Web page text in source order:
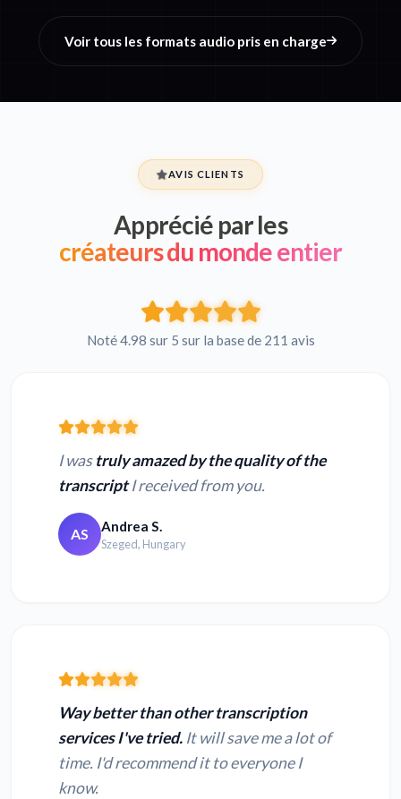
Voir tous les formats audio pris en charge
AVIS CLIENTS
Apprécié par les
créateurs du monde entier
Noté 4.98 sur 5 sur la base de 211 avis
I wastruly amazed by the quality of the
transcriptI received from you.
AS Andrea S.
Szeged, Hungary
Way better than other transcription
services I've tried. It will save me a lot of
time. I'd recommend it to everyone I
know.